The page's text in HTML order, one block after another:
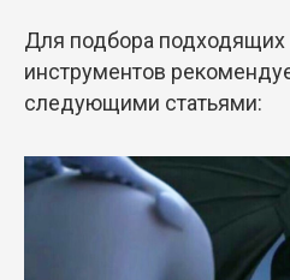
Для подбора
инструментов
следующими статьями: